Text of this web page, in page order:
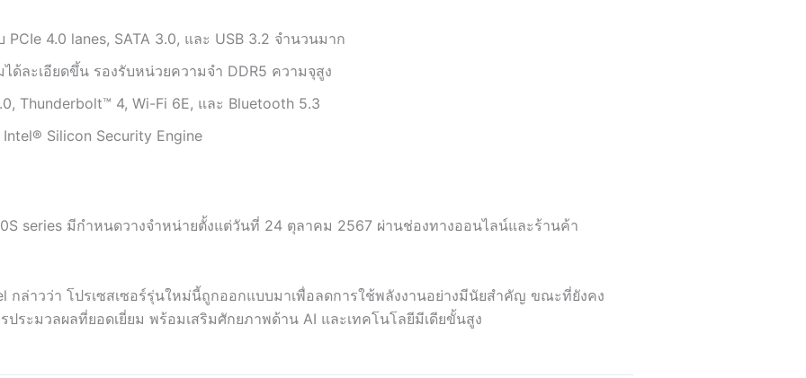
PCIe 4.0 lanes, SATA 3.0, และ USB 3.2 จำนวนมาก
ด้ละเอียดขึ้น รองรับหน่วยความจำ DDR5 ความจุสูง
Thunderbolt™ 4, Wi-Fi 6E, และ Bluetooth 5.3
Intel® Silicon Security Engine
series มีกำหนดวางจำหน่ายตั้งแต่วันที่ 24 ตุลาคม 2567 ผ่านช่องทางออนไลน์และร้านค้า
กล่าวว่า โปรเซสเซอร์รุ่นใหม่นี้ถูกออกแบบมาเพื่อลดการใช้พลังงานอย่างมีนัยสำคัญ ขณะที่ยังคง
ประมวลผลที่ยอดเยี่ยม พร้อมเสริมศักยภาพด้าน AI และเทคโนโลยีมีเดียขั้นสูง